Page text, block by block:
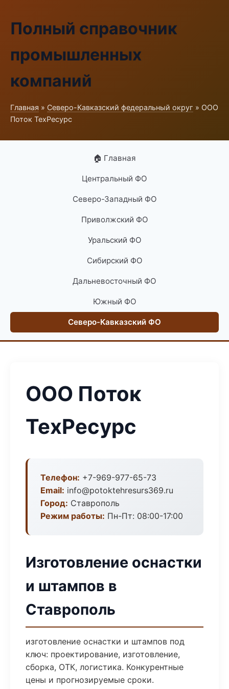
Полный справочник
промышленных
компаний
Главная » Северо-Кавказский федеральный округ » ООО
Поток ТехРесурс
🏠 Главная
Центральный ФО
Северо-Западный ФО
Приволжский ФО
Уральский ФО
Сибирский ФО
Дальневосточный ФО
Южный ФО
Северо-Кавказский ФО
ООО Поток
ТехРесурс
Телефон: +7-969-977-65-73
Email: info@potoktehresurs369.ru
Город: Ставрополь
Режим работы: Пн-Пт: 08:00-17:00
Изготовление оснастки
и штампов в
Ставрополь
изготовление оснастки и штампов под
ключ: проектирование, изготовление,
сборка, ОТК, логистика. Конкурентные
цены и прогнозируемые сроки.